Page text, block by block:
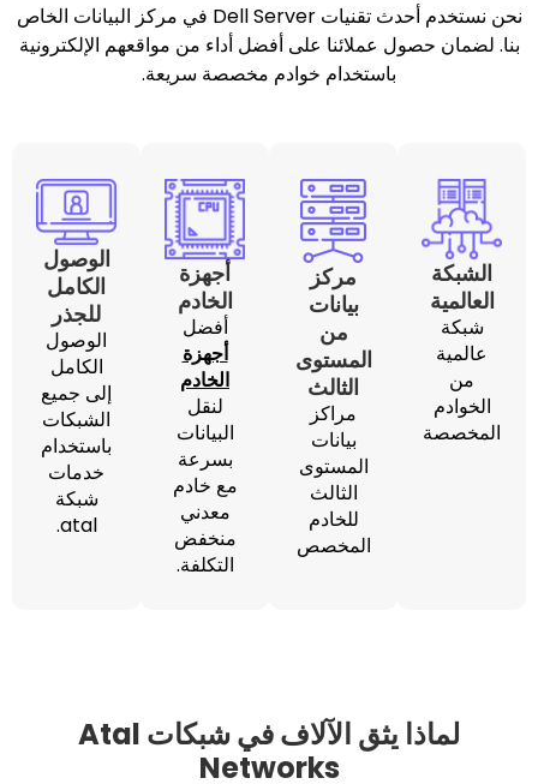
نحن نستخدم أحدث تقنيات Dell Server في مركز البيانات الخاص
عملائنا على أفضل أداء من مواقعهم الإلكترونية
باستخدام خوادم مخصصة سريعة.
مركز
بيانات
من
المستوى
الثالث
مراكز
بيانات
أجهزة
الخادم
أفضل
أجهزة
الخادم
لنقل
البيانات
بسرعة
مع خادم
معدني
منخفض
التكلفة.
الوصول
الكامل
للجذر
الوصول
الكامل
إلى جميع
الشبكات
باستخدام
خدمات
شبكة
atal.
لماذا يثق الآلاف في شبكات Atal
Networks